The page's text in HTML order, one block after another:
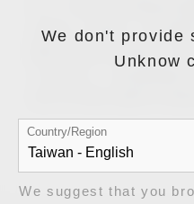
全愛上了咖啡。他喜
斷追求美好的事物，
工作至今。並連續獲
We don't provide
Unknow
Country/Region
We suggest that you